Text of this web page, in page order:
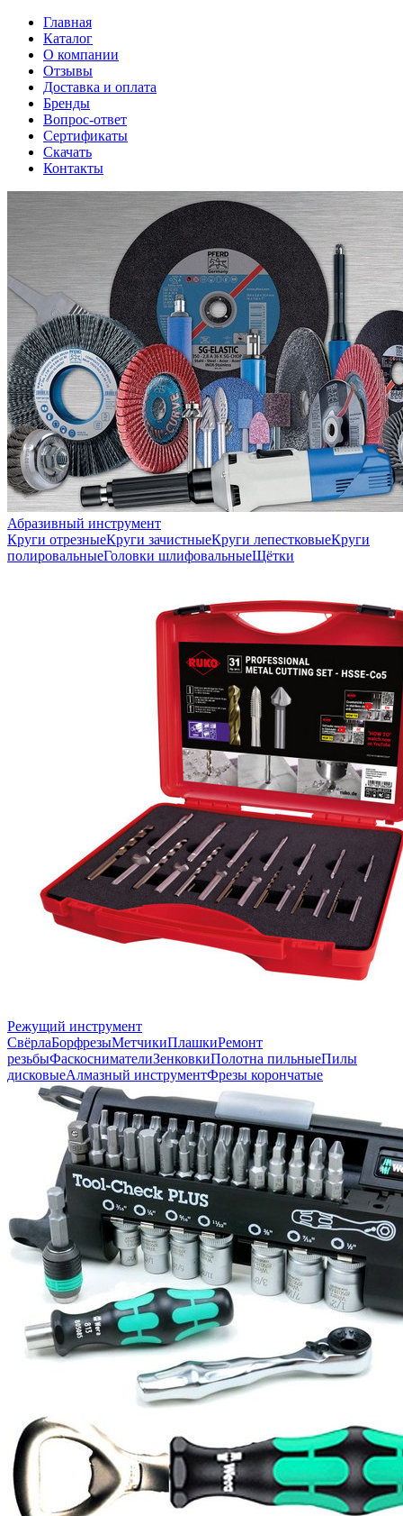
Главная
Каталог
О компании
Отзывы
Доставка и оплата
Бренды
Вопрос-ответ
Сертификаты
Скачать
Контакты
Абразивный инструмент
Круги отрезныеКруги зачистныеКруги лепестковыеКруги
полировальныеГоловки шлифовальныеЩётки
Режущий инструмент
СвёрлаБорфрезыМетчикиПлашкиРемонт
резьбыФаскоснимателиЗенковкиПолотна пильныеПилы
дисковыеАлмазный инструментФрезы корончатые